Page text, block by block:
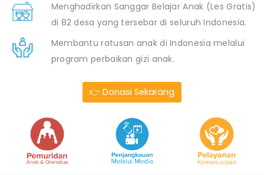
Menghadirkan Sanggar Belajar Anak (Les Gratis)
di 82 desa yang tersebar di seluruh Indonesia.
Membantu ratusan anak di Indonesia melalui
program perbaikan gizi anak.
👉 Donasi Sekarang